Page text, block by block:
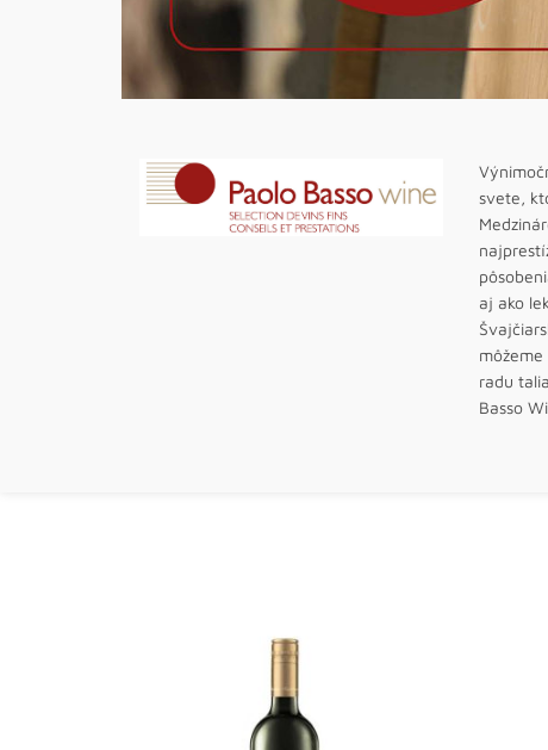
svete,
aj ako
radu
Basso